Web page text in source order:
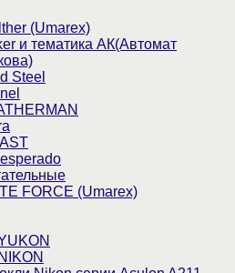
(Umarex)
и тематика АК(Автомат
Steel
FORCE (Umarex)